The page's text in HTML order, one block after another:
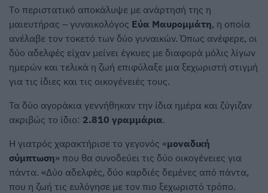
Τo περιστατικό αποκάλυψε με ανάρτησή της η
μαιευτήρας – γυναικολόγος Εύα Μαυρομμάτη, η οποία
ανέλαβε τον τοκετό των δύο γυναικών. Όπως ανέφερε, οι
δύο αδελφές είχαν μείνει έγκυες με διαφορά μόλις λίγων
ημερών και τελικά η ζωή επιφύλαξε μια ξεχωριστή στιγμή
για τις ίδιες και τις οικογένειές τους.
Τα δύο αγοράκια γεννήθηκαν την ίδια ημέρα και ζύγιζαν
ακριβώς το ίδιο: 2.810 γραμμάρια.
Η γιατρός χαρακτήρισε το γεγονός «μοναδική
σύμπτωση» που θα συνοδεύει τις δύο οικογένειες για
πάντα. «Δύο αδελφές, δύο καρδιές δεμένες από πάντα,
που η ζωή τις ευλόγησε με τον πιο ξεχωριστό τρόπο.